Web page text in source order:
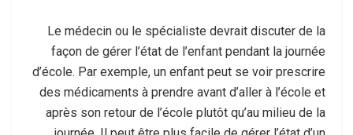
Le médecin ou le spécialiste devrait discuter de la
façon de gérer l’état de l’enfant pendant la journée
d’école. Par exemple, un enfant peut se voir prescrire
des médicaments à prendre avant d’aller à l’école et
après son retour de l’école plutôt qu’au milieu de la